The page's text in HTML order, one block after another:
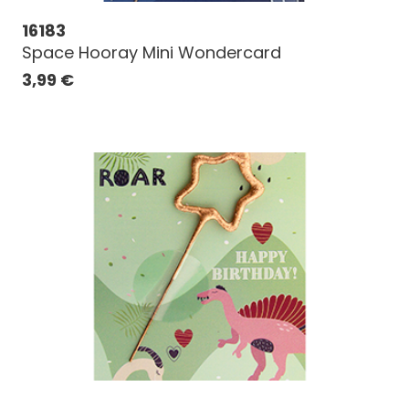
16183
Space Hooray Mini Wondercard
3,99 €